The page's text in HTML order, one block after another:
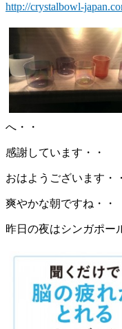
http://crystalbowl-
へ・・
感謝しています・・
おはようございます・・
爽やかな朝ですね・・
昨日の夜はシンガポー